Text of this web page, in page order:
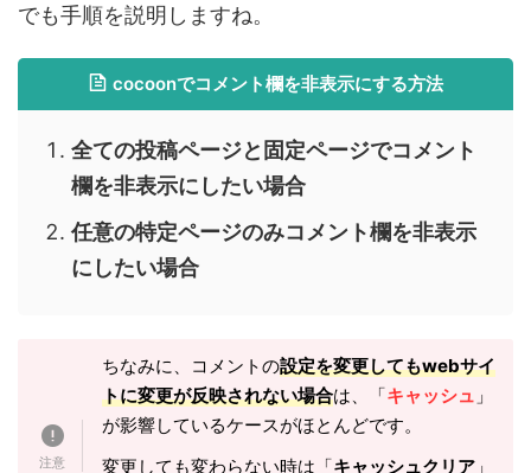
でも手順を説明しますね。
cocoonでコメント欄を非表示にする方法
全ての投稿ページと固定ページでコメント
欄を非表示にしたい場合
任意の特定ページのみコメント欄を非表示
にしたい場合
ちなみに、 コメントの設定を変更してもwebサイ
トに変更が反映されない場合は、「キャッシュ 」
が影響しているケースがほとんどです。
変更しても変わらない時は「キャッシュクリア」